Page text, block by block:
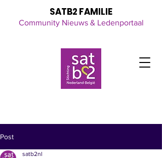
for all the latest updates
SATB2 FAMILIE
Community Nieuws & Ledenportaal
Post
satb2nl